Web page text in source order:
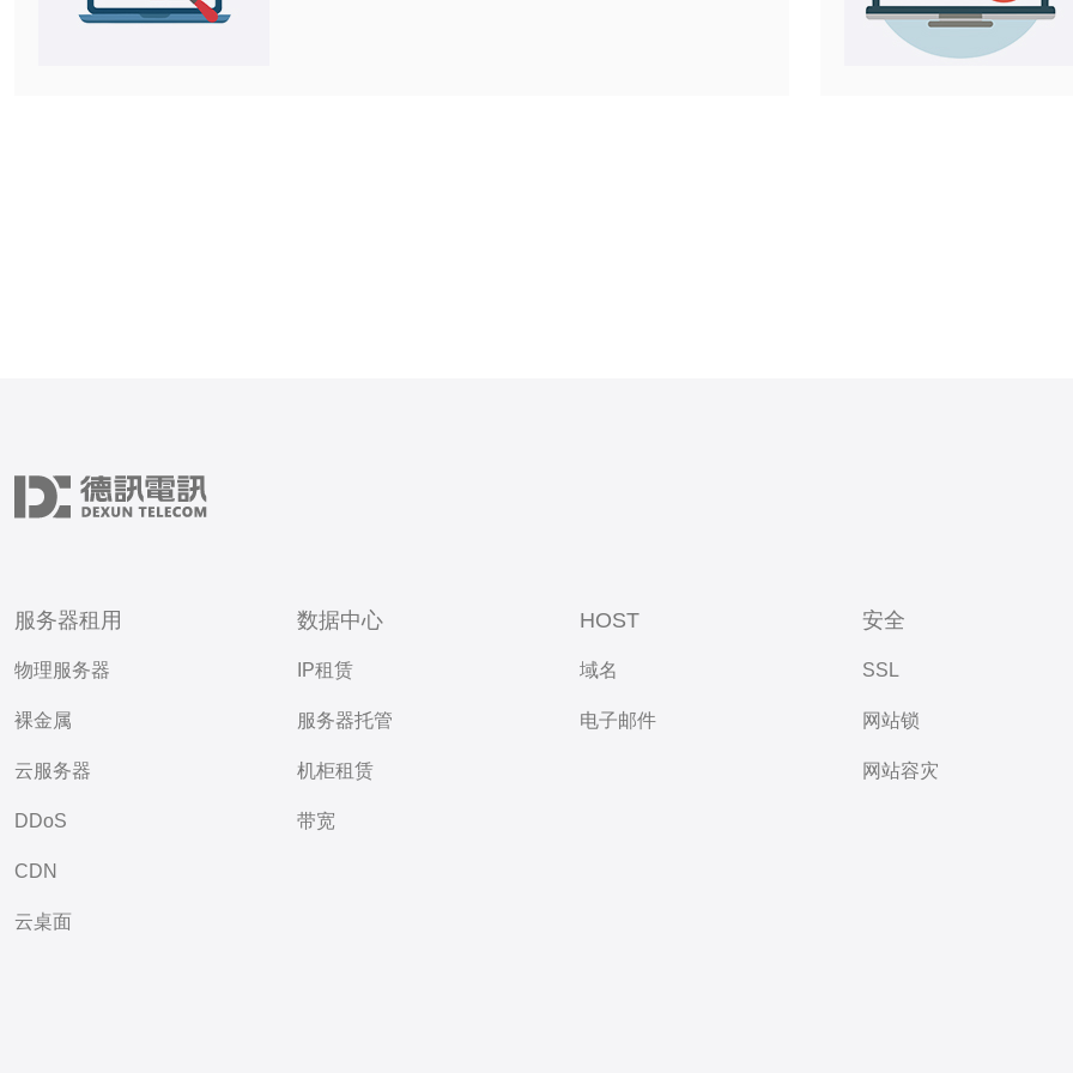
服务器租用
物理服务器
裸金属
云服务器
DDoS
CDN
云桌面
数据中心
IP租赁
服务器托管
机柜租赁
带宽
HOST
域名
电子邮件
安全
SSL
网站锁
网站容灾